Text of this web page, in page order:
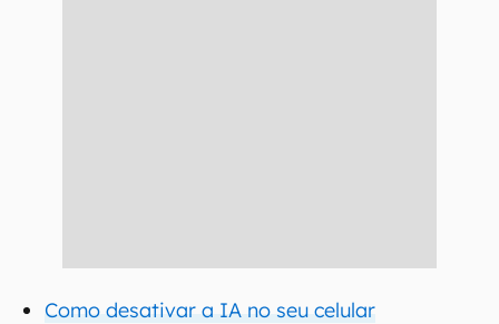
Como desativar a IA no seu celular